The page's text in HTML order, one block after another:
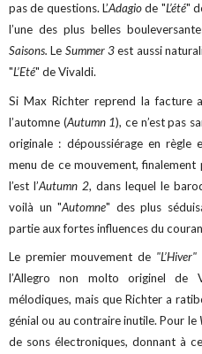
pas de questions. L’Adagiode "L’été"
l’une des plus belles
Saisons. Le Summer 3est aussi
"L’Eté" de Vivaldi.
Si Max Richter reprend la facture
l’automne (Autumn 1), ce n’est pas
originale : dépoussiérage en règle
menu de ce mouvement,
l’est l’Autumn 2, dans lequel le
voilà un "Automne" des plus
partie aux fortes influences du
Le premier mouvement de "L’Hiver"
l’Allegro non molto originel de
mélodiques, mais que Richter a
génial ou au contraire inutile. Pour le
de sons électroniques, donnant à